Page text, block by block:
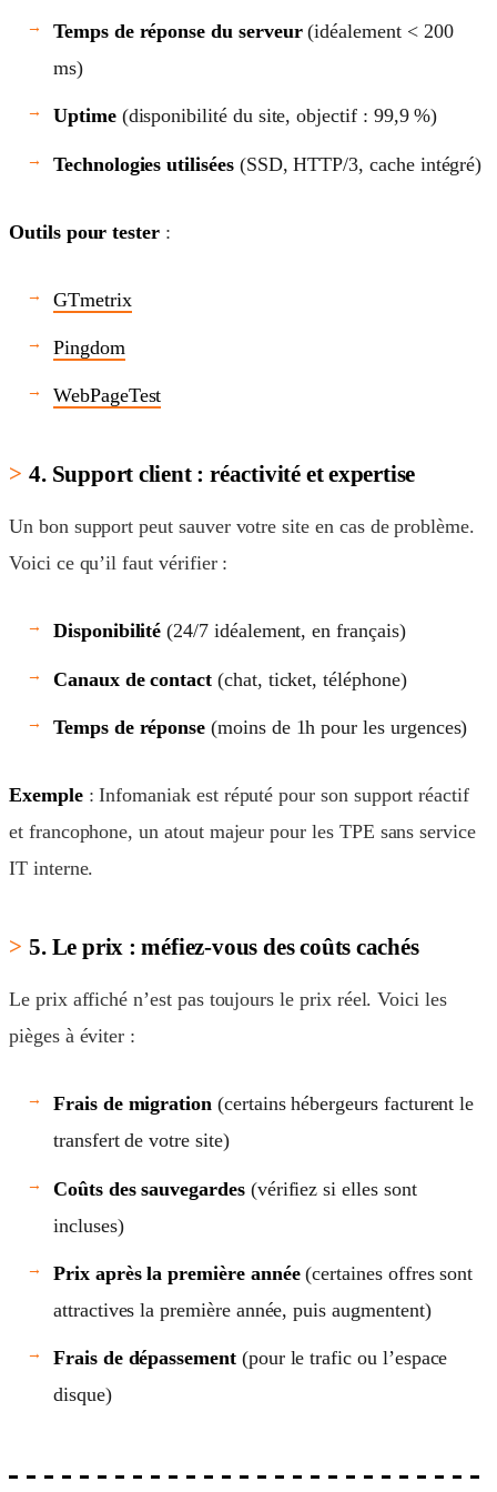
Temps de réponse du serveur(idéalement < 200
ms)
Uptime(disponibilité du site, objectif : 99,9 %)
Technologies utilisées(SSD, HTTP/3, cache intégré)
Outils pour tester :
GTmetrix
Pingdom
WebPageTest
4. Support client : réactivité et expertise
Un bon support peut sauver votre site en cas de problème.
Voici ce qu’il faut vérifier :
Disponibilité (24/7 idéalement, en français)
Canaux de contact (chat, ticket, téléphone)
Temps de réponse (moins de 1h pour les urgences)
Exemple: Infomaniak est réputé pour son support réactif
et francophone, un atout majeur pour les TPE sans service
IT interne.
5. Le prix : méfiez-vous des coûts cachés
Le prix affiché n’est pas toujours le prix réel. Voici les
pièges à éviter :
Frais de migration (certains hébergeurs facturent le
transfert de votre site)
Coûts des sauvegardes(vérifiez si elles sont
incluses)
Prix après la première année(certaines offres sont
attractives la première année, puis augmentent)
Frais de dépassement(pour le trafic ou l’espace
disque)